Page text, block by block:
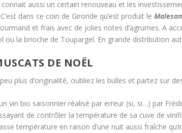
aussi un certain renouveau et les
dans ce coin de Gironde qu’est produit le
et frais avec de jolies notes d’agrumes. A
ou la brioche de Toupargel. En grande distribution
DE NOËL
plus d’originalité, oubliez les bulles et partez sur
vin bio saisonnier réalisé par erreur (si, si…) par
de contrôler la température de sa cuve de
température en raison d’une nuit aussi fraîche